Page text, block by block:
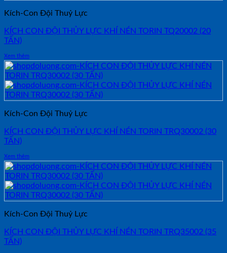
Kích-Con Đội Thuỷ Lực
KÍCH CON ĐỘI THỦY LỰC KHÍ NÉN TORIN TQ20002 (20
TẤN)
Xem thêm
Kích-Con Đội Thuỷ Lực
KÍCH CON ĐỘI THỦY LỰC KHÍ NÉN TORIN TRQ30002 (30
TẤN)
Xem thêm
Kích-Con Đội Thuỷ Lực
KÍCH CON ĐỘI THỦY LỰC KHÍ NÉN TORIN TRQ35002 (35
TẤN)